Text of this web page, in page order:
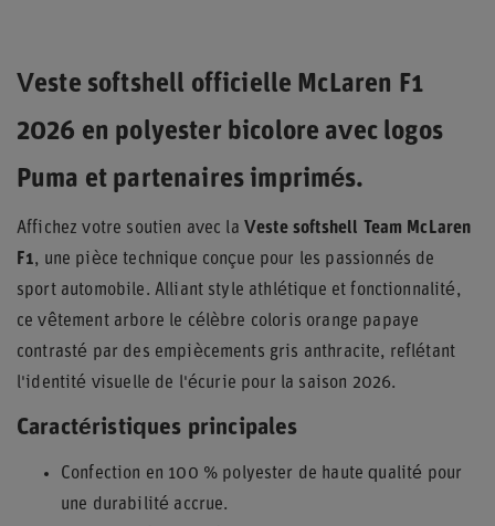
Veste softshell officielle McLaren F1
2026 en polyester bicolore avec logos
Puma et partenaires imprimés.
Affichez votre soutien avec la Veste softshell Team McLaren
F1, une pièce technique conçue pour les passionnés de
sport automobile. Alliant style athlétique et fonctionnalité,
ce vêtement arbore le célèbre coloris orange papaye
contrasté par des empiècements gris anthracite, reflétant
l'identité visuelle de l'écurie pour la saison 2026.
Caractéristiques principales
Confection en 100 % polyester de haute qualité pour
une durabilité accrue.